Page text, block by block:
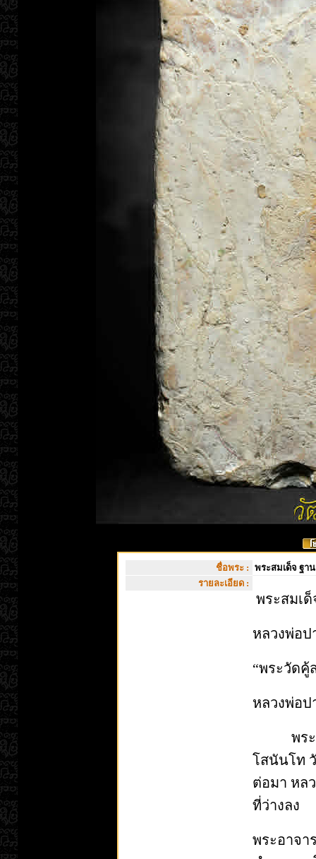
ชื่อพระ : พระสมเด็จ ฐา
รายละเอียด :
พระสมเ
หลวงพ่อ
“พระวัดคู้
หลวงพ่อป
พระอา
โสนันโท
ต่อมา หล
ที่ว่างลง
พระอาจา